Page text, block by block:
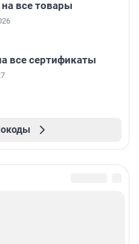
все товары
все сертификаты